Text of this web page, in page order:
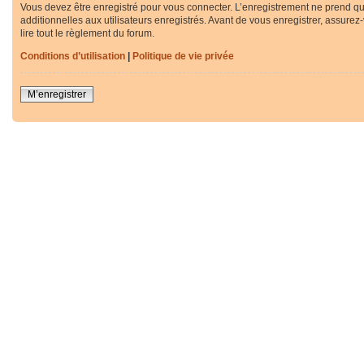
Vous devez être enregistré pour vous connecter. L’enregistrement ne prend
additionnelles aux utilisateurs enregistrés. Avant de vous enregistrer,
lire tout le règlement du forum.
Conditions d’utilisation | Politique de vie privée
M’enregistrer